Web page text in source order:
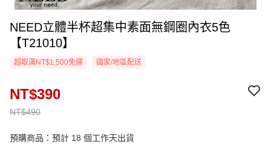
NEED立體半杯超集中素面無鋼圈內衣5色
【T21010】
超取滿NT$1,500免運 國家/地區配送
NT$490
NT$390
預購商品：預計 18 個工作天出貨